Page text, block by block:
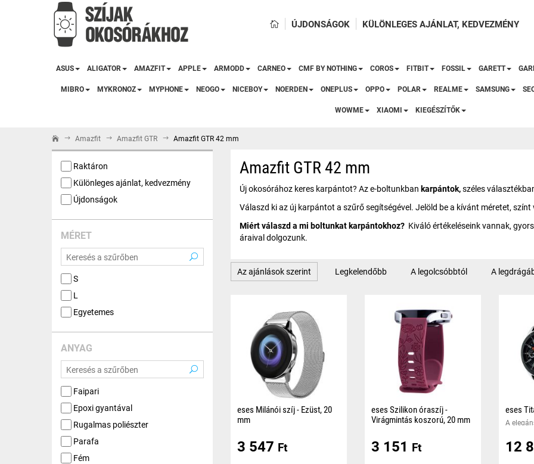
ÚJDONSÁGOK KÜLÖNLEGES AJÁNLAT, KEDVEZMÉNY
ASUS ALIGATOR AMAZFIT APPLE ARMODD CARNEO CMF BY NOTHING COROS FITBIT FOSSIL GARETT
MIBRO MYKRONOZ MYPHONE NEOGO NICEBOY NOERDEN ONEPLUS OPPO POLAR REALME SAMSUNG
WOWME XIAOMI KIEGÉSZÍTŐK
Amazfit Amazfit GTR Amazfit GTR 42 mm
Raktáron
Különleges ajánlat, kedvezmény
Újdonságok
MÉRET
S
L
Egyetemes
ANYAG
Faipari
Epoxi gyantával
Rugalmas poliészter
Parafa
Fém
Amazfit GTR 42 mm
Új okosórához keres karpántot? Az e-boltunkban karpántok,széles
Válaszd ki az új karpántot a szűrő segítségével. Jelöld be a kívánt méretet,
Miért válaszd a mi boltunkat karpántokhoz? Kiváló értékeléseink vannak,
áraival dolgozunk.
Az ajánlások szerint Legkelendőbb A legolcsóbbtól A
eses Milánói szíj - Ezüst, 20
mm
hossza könnyen állítható a csat
elmozdításával.
3 547 Ft
eses Szilikon óraszíj -
Virágmintás koszorú, 20 mm
anyagból készült, amely
kényelmet biztosít viselés
3 151 Ft
eses
A
időtlen
12